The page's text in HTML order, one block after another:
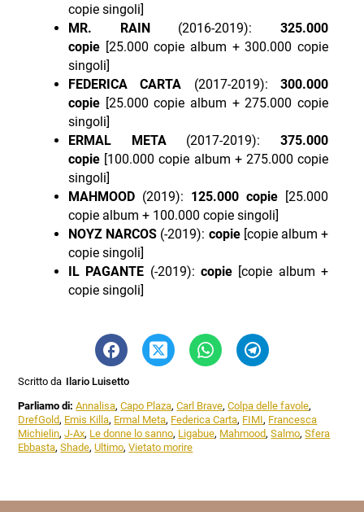
copie singoli]
MR. RAIN (2016-2019): 325.000
copie[25.000 copie album + 300.000 copie
singoli]
FEDERICA CARTA (2017-2019): 300.000
copie[25.000 copie album + 275.000 copie
singoli]
ERMAL META (2017-2019): 375.000
copie[100.000 copie album + 275.000 copie
singoli]
MAHMOOD (2019): 125.000 copie [25.000
copie album + 100.000 copie singoli]
NOYZ NARCOS (-2019): copie[copie album +
copie singoli]
IL PAGANTE (-2019): copie [copie album +
copie singoli]
Scritto da Ilario Luisetto
Parliamo di:Annalisa,Capo Plaza,Carl Brave,Colpa delle favole,
DrefGold, Emis Killa, Ermal Meta, Federica Carta, FIMI, Francesca
Michielin,J-Ax, Le donne lo sanno, Ligabue, Mahmood,Salmo,Sfera
Ebbasta,Shade,Ultimo,Vietato morire